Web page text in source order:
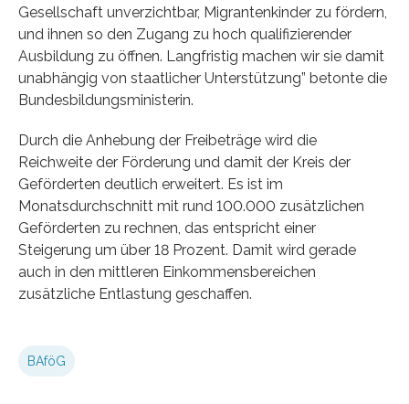
Gesellschaft unverzichtbar, Migrantenkinder zu fördern,
und ihnen so den Zugang zu hoch qualifizierender
Ausbildung zu öffnen. Langfristig machen wir sie damit
unabhängig von staatlicher Unterstützung” betonte die
Bundesbildungsministerin.
Durch die Anhebung der Freibeträge wird die
Reichweite der Förderung und damit der Kreis der
Geförderten deutlich erweitert. Es ist im
Monatsdurchschnitt mit rund 100.000 zusätzlichen
Geförderten zu rechnen, das entspricht einer
Steigerung um über 18 Prozent. Damit wird gerade
auch in den mittleren Einkommensbereichen
zusätzliche Entlastung geschaffen.
BAföG